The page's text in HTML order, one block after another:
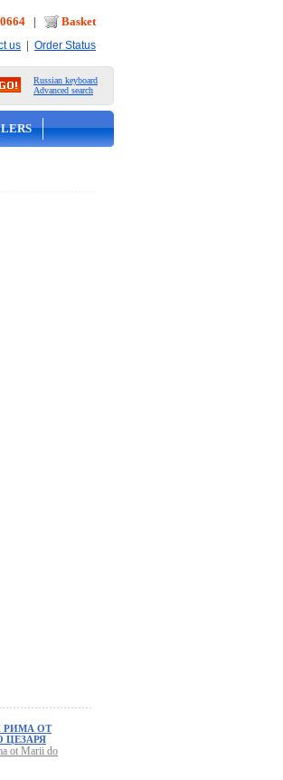
| Basket
us | Order Status
Russian keyboard
Advanced search
РИМА ОТ
ЦЕЗАРЯ
ot Marii do